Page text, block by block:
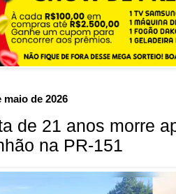
maio de 2026
de 21 anos morre
na PR-151